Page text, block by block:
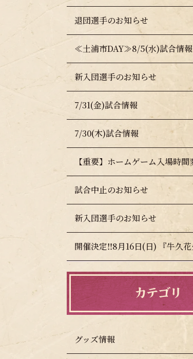
退団選手のお知らせ
≪土浦市DAY≫8/5(水)試合情報
新入団選手のお知らせ
7/31(金)試合情報
7/30(木)試合情報
試合中止のお知らせ
新入団選手のお知らせ
カテゴリ
グッズ情報